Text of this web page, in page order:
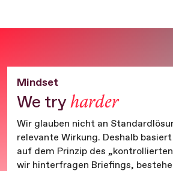
Mindset
We tryharder
Wir glauben nicht an
relevante Wirkung. Deshalb
auf dem Prinzip des
wir hinterfragen Briefings,